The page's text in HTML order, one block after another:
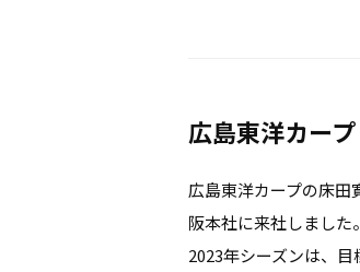
広島東洋カー
広島東洋カープの床田
阪本社に来社しました。
2023年シーズンは、